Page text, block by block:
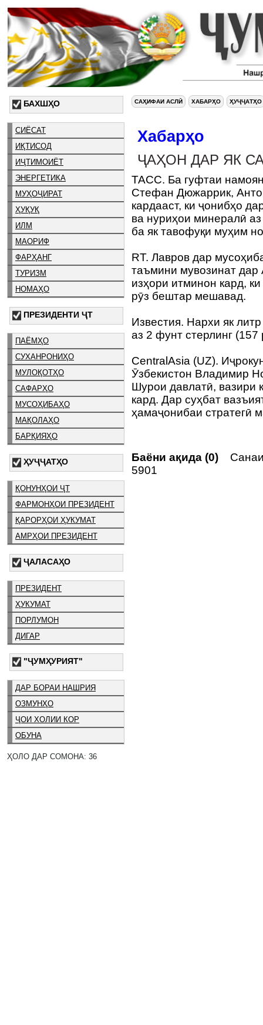
БАХШҲО
СИЁСАТ
ИҚТИСОД
ИҶТИМОИЁТ
ЭНЕРГЕТИКА
МУҲОҶИРАТ
ҲУҚУҚ
ИЛМ
МАОРИФ
ФАРҲАНГ
ТУРИЗМ
НОМАҲО
ПРЕЗИДЕНТИ ҶТ
ПАЁМҲО
СУХАНРОНИҲО
МУЛОҚОТҲО
САФАРҲО
МУСОҲИБАҲО
МАҚОЛАҲО
БАРҚИЯҲО
ҲУҶҶАТҲО
ҚОНУНҲОИ ҶТ
ФАРМОНҲОИ ПРЕЗИДЕНТ
ҚАРОРҲОИ ҲУКУМАТ
АМРҲОИ ПРЕЗИДЕНТ
ҶАЛАСАҲО
ПРЕЗИДЕНТ
ҲУКУМАТ
ПОРЛУМОН
ДИГАР
"ҶУМҲУРИЯТ"
ДАР БОРАИ НАШРИЯ
ОЗМУНҲО
ҶОИ ХОЛИИ КОР
ОБУНА
ҲОЛО ДАР СОМОНА: 36
САҲИФАИ АСЛӢ ХАБАРҲО ҲУҶҶАТҲО
Хабарҳо
ҶАҲОН ДАР ЯК
ТАСС. Ба гуфтаи
Стефан Дюжаррик,
кардааст, ки ҷонибҳо
ва нуриҳои минералӣ
ба як тавофуқи муҳим
RT. Лавров дар
таъмини мувозинат
изҳори итминон кард,
рӯз бештар мешавад.
Известия. Нархи як
аз 2 фунт стерлинг
CentralAsia (UZ).
Ӯзбекистон Владимир
Шурои давлатӣ, вазири
кард. Дар суҳбат
ҳамаҷонибаи стратегӣ
Баёни ақида (0)
5901